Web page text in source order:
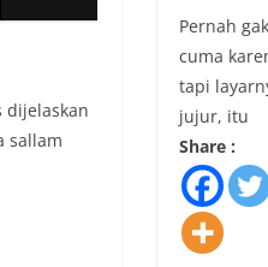
dijelaskan
sallam
Pernah
cuma
tapi
jujur, itu
Share :